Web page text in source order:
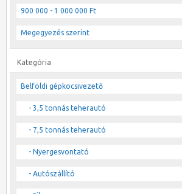
900 000 - 1 000 000 Ft
Megegyezés szerint
Kategória
Belföldi gépkocsivezető
- 3,5 tonnás teherautó
- 7,5 tonnás teherautó
- Nyergesvontató
- Autószállító